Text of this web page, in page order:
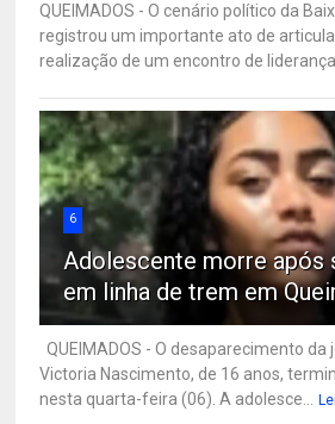
QUEIMADOS - O cenário político da
registrou um importante ato de
realização de um encontro de
6
Adolescente morre após
em linha de trem em
QUEIMADOS - O desaparecimento da
Victoria Nascimento, de 16 anos,
nesta quarta-feira (06). A adolesce...